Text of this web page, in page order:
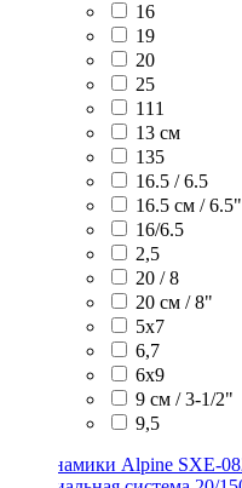
16
19
20
25
111
13 см
135
16.5 / 6.5
16.5 см / 6.5"
16/6.5
2,5
20 / 8
20 см / 8"
5x7
6,7
6х9
9 см / 3-1/2"
9,5